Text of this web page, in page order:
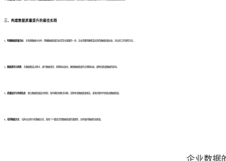
三、 构建数据质量提升的最佳实践
1、明确数据质量目标： 在构建数据中台时，明确数据质量目标是至关重要的一步。企业需要明确希望达到的数据质量标准，为后续工作指明方向。
2、数据清洗与转换： 在数据集成过程中，进行数据清洗、转换和标准化，确保数据质量符合预期标准，避免低质量数据的影响。
3、质量监控与持续改进： 建立数据质量监控机制，及时捕捉和解决问题。定期审查数据质量报告，发现问题并持续改进数据质量。
4、培养数据文化： 培养全员参与的数据文化，使每个人都意识到数据质量的重要性，共同维护数据的高质量。